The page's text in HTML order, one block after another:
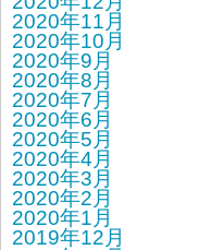
2020年11月
2020年10月
2020年9月
2020年8月
2020年7月
2020年6月
2020年5月
2020年4月
2020年3月
2020年2月
2020年1月
2019年12月